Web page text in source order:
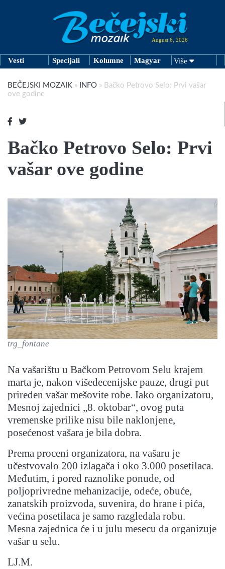
August 6, 2026
Vesti Specijali Kolumne Magyar Više
BEČEJSKI MOZAIK » INFO » Bačko Petrovo Selo: Prvi vašar
ove godine
Bačko Petrovo Selo: Prvi
vašar ove godine
trg_fontane
Na vašarištu u Bačkom Petrovom Selu krajem
marta je, nakon višedecenijske pauze, drugi put
priređen vašar mešovite robe. Iako organizatoru,
Mesnoj zajednici „8. oktobar“, ovog puta
vremenske prilike nisu bile naklonjene,
posećenost vašara je bila dobra.
Prema proceni organizatora, na vašaru je
učestvovalo 200 izlagača i oko 3.000 posetilaca.
Međutim, i pored raznolike ponude, od
poljoprivredne mehanizacije, odeće, obuće,
zanatskih proizvoda, suvenira, do hrane i pića,
većina posetilaca je samo razgledala robu.
Mesna zajednica će i u julu mesecu da organizuje
vašar u selu.
LJ.M.